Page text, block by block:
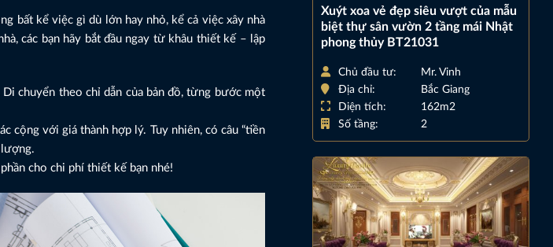
bất kể việc gì dù lớn hay nhỏ, kể cả việc xây nhà
các bạn hãy bắt đầu ngay từ khâu thiết kế – lập
chuyển theo chỉ dẫn của bản đồ, từng bước một
cộng với giá thành hợp lý. Tuy nhiên, có câu “tiền
lượng.
cho chi phí thiết kế bạn nhé!
Xuýt xoa vẻ đẹp siêu vượt của mẫu
biệt thự sân vườn 2 tầng mái Nhật
phong thủy BT21031
Chủ đầu tư:
Mr. Vinh
Địa chỉ:
Bắc Giang
Diện tích:
162m2
Số tầng:
2